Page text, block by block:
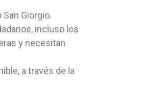
Giorgio.
incluso los
y necesitan
a través de la